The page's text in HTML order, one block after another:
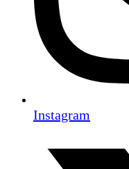
Instagram